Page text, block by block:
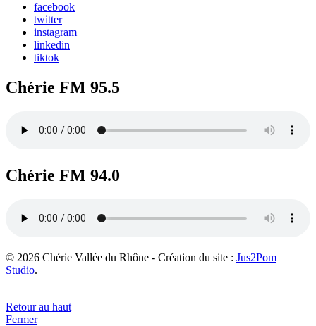
facebook
twitter
instagram
linkedin
tiktok
Chérie FM 95.5
Chérie FM 94.0
© 2026 Chérie Vallée du Rhône - Création du site : Jus2Pom
Studio.
Retour au haut
Fermer